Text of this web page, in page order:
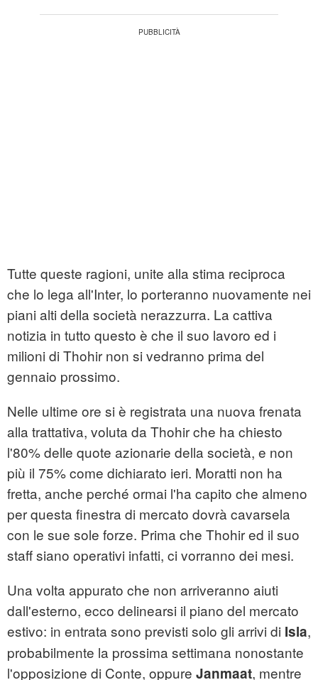
Tutte queste ragioni, unite alla stima reciproca
che lo lega all'Inter, lo porteranno nuovamente nei
piani alti della società nerazzurra. La cattiva
notizia in tutto questo è che il suo lavoro ed i
milioni di Thohir non si vedranno prima del
gennaio prossimo.
Nelle ultime ore si è registrata una nuova frenata
alla trattativa, voluta da Thohir che ha chiesto
l'80% delle quote azionarie della società, e non
più il 75% come dichiarato ieri. Moratti non ha
fretta, anche perché ormai l'ha capito che almeno
per questa finestra di mercato dovrà cavarsela
con le sue sole forze. Prima che Thohir ed il suo
staff siano operativi infatti, ci vorranno dei mesi.
Una volta appurato che non arriveranno aiuti
dall'esterno, ecco delinearsi il piano del mercato
estivo: in entrata sono previsti solo gli arrivi di Isla,
probabilmente la prossima settimana nonostante
l'opposizione di Conte, oppure Janmaat, mentre